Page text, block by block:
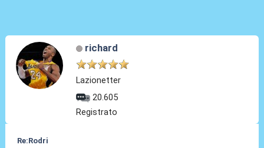
richard
Lazionetter
20.605
Registrato
Re:Rodri